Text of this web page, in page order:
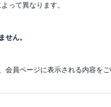
って異なります。
せん。
員ページに表示される内容をご